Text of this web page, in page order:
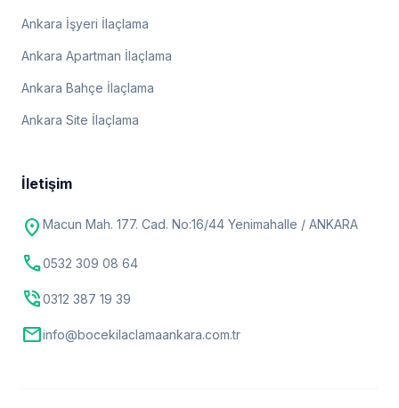
Ankara İşyeri İlaçlama
Ankara Apartman İlaçlama
Ankara Bahçe İlaçlama
Ankara Site İlaçlama
İletişim
location_on Macun Mah. 177. Cad. No:16/44 Yenimahalle / ANKARA
call0532 309 08 64
phone_in_talk0312 387 19 39
mailinfo@bocekilaclamaankara.com.tr